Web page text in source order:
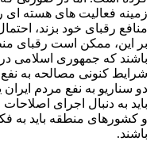
زمینه فعالیت های هسته ای
منافع رقبای خود بزند،
بر این، ممکن است رقبای
باشند که جمهوری اسلامی در
شرایط کنونی مصالحه به نفع
دو سناریو به نفع مردم
باید به دنبال اجرای
و کشورهای منطقه باید به
باشند.